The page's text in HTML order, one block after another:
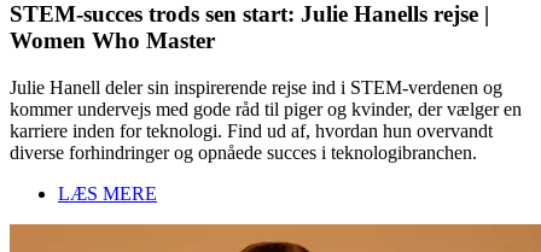
STEM-succes trods sen start: Julie Hanells rejse |
Women Who Master
Julie Hanell deler sin inspirerende rejse ind i STEM-verdenen og
kommer undervejs med gode råd til piger og kvinder, der vælger en
karriere inden for teknologi. Find ud af, hvordan hun overvandt
diverse forhindringer og opnåede succes i teknologibranchen.
LÆS MERE